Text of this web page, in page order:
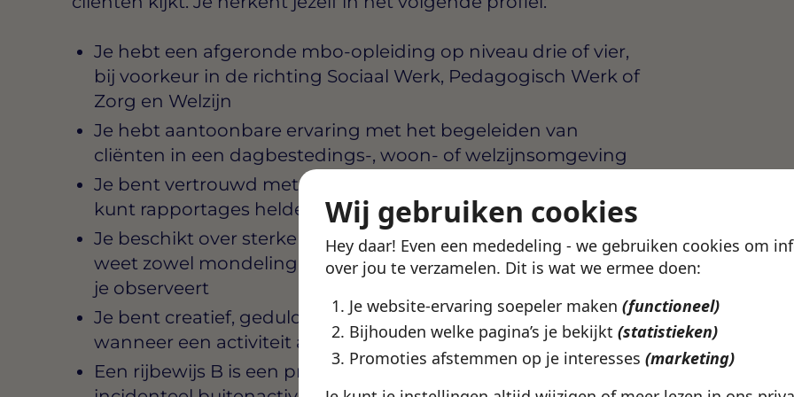
Wij gebruiken cookies
Hey daar! Even een mededeling - we gebruiken cookies om
over jou te verzamelen. Dit is wat we ermee doen:
Je website-ervaring soepeler maken (functioneel)
Bijhouden welke pagina’s je bekijkt (statistieken)
Promoties afstemmen op je interesses (marketing)
Je hebt een afgeronde mbo-opleiding op niveau drie of vier,
bij voorkeur in de richting Sociaal Werk, Pedagogisch Werk of
Zorg en Welzijn
Je hebt aantoonbare ervaring met het begeleiden van
cliënten in een dagbestedings-, woon- of welzijnsomgeving
Je bent vertrouwd met het werken met zorgleefplannen en
kunt rapportages helder en nauwkeurig verwerken
Je beschikt over sterke communicatieve vaardigheden en
weet zowel mondeling als schriftelijk goed uit te drukken wat
je observeert
Je bent creatief, geduldig en behoudt je overzicht ook
wanneer een activiteit anders verloopt dan gepland
Een rijbewijs B is een pré, zeker wanneer de functie